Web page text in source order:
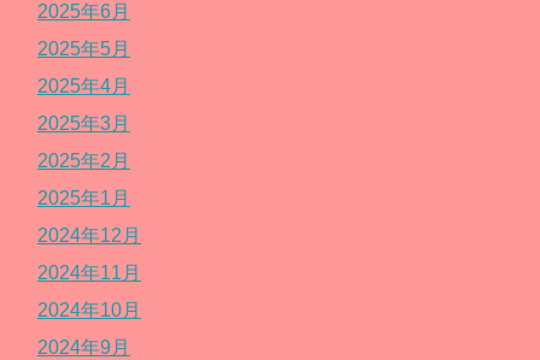
2025年6月
2025年5月
2025年4月
2025年3月
2025年2月
2025年1月
2024年12月
2024年11月
2024年10月
2024年9月